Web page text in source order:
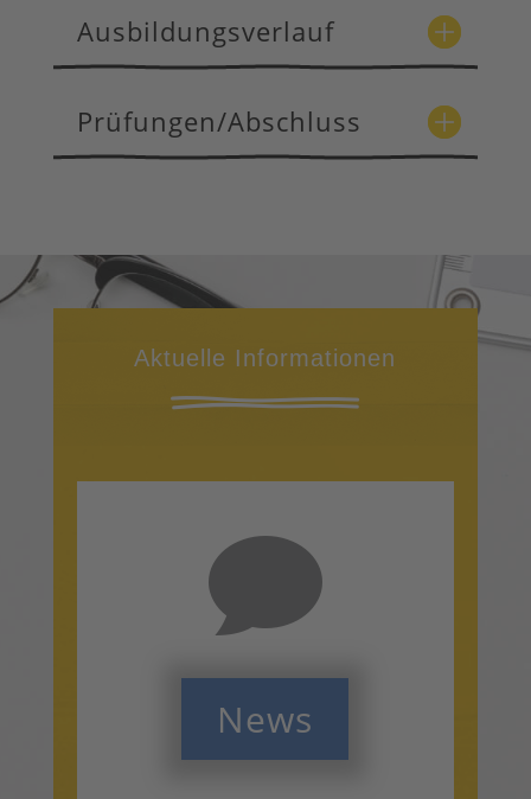
Ausbildungsverlauf
Prüfungen/Abschluss
Aktuelle Informationen

News